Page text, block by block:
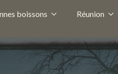
boissons Réunion